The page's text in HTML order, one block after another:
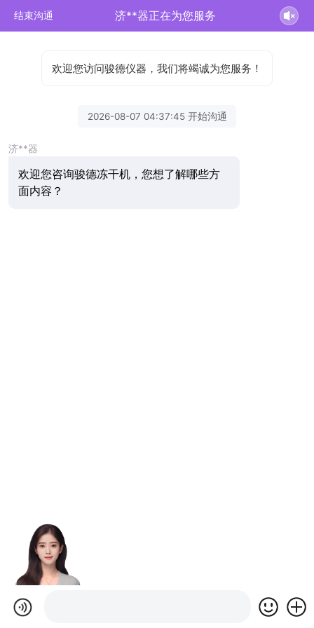
结束沟通 济**器正在为您服务
欢迎您访问骏德仪器，我们将竭诚为您服务！
2026-08-07 04:37:45 开始沟通
济**器
欢迎您咨询骏德冻干机，您想了解哪些方
面内容？